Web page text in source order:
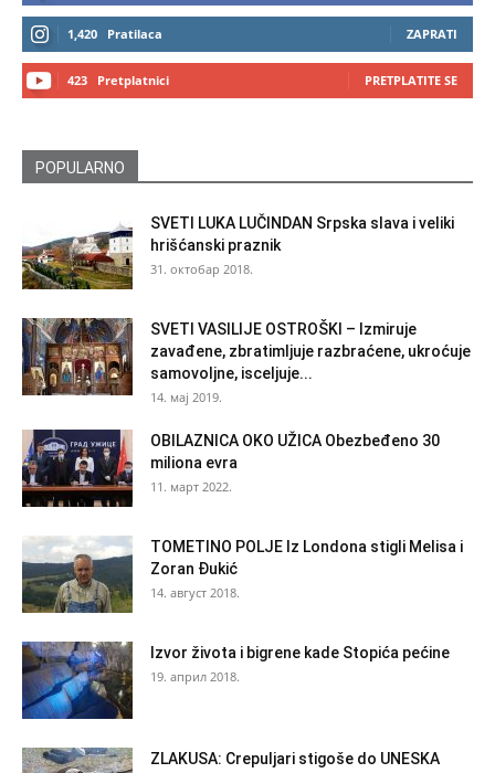
1,420 Pratilaca ZAPRATI
423 Pretplatnici PRETPLATITE SE
POPULARNO
SVETI LUKA LUČINDAN Srpska slava i veliki
hrišćanski praznik
31. октобар 2018.
SVETI VASILIJE OSTROŠKI – Izmiruje
zavađene, zbratimljuje razbraćene, ukroćuje
samovoljne, isceljuje...
14. мај 2019.
OBILAZNICA OKO UŽICA Obezbeđeno 30
miliona evra
11. март 2022.
TOMETINO POLJE Iz Londona stigli Melisa i
Zoran Đukić
14. август 2018.
Izvor života i bigrene kade Stopića pećine
19. април 2018.
ZLAKUSA: Crepuljari stigoše do UNESKA